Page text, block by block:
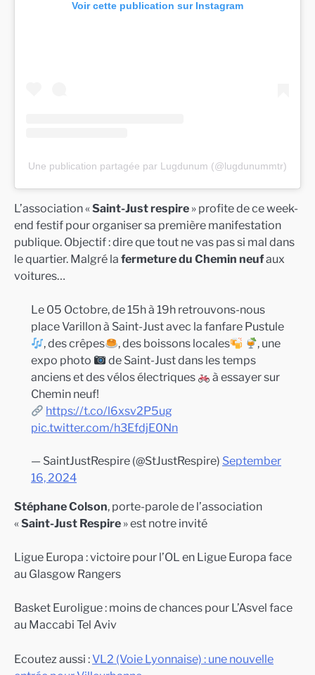
Voir cette publication sur Instagram
Une publication partagée par Lugdunum (@lugdunummtr)
L’association «Saint-Just respire » profite de ce week-
end festif pour organiser sa première manifestation
publique. Objectif : dire que tout ne vas pas si mal dans
le quartier. Malgré la fermeture du Chemin neufaux
voitures…
Le 05 Octobre, de 15h à 19h retrouvons-nous
place Varillon à Saint-Just avec la fanfare Pustule
, des crêpes
, des boissons locales
, une
expo photo
de Saint-Just dans les temps
anciens et des vélos électriques
à essayer sur
Chemin neuf!
https://t.co/l6xsv2P5ug
pic.twitter.com/h3EfdjE0Nn
— SaintJustRespire (@StJustRespire) September
16, 2024
Stéphane Colson, porte-parole de l’association
«Saint-Just Respire » est notre invité
Ligue Europa : victoire pour l’OL en Ligue Europa face
au Glasgow Rangers
Basket Euroligue : moins de chances pour L’Asvel face
au Maccabi Tel Aviv
Ecoutez aussi :VL2 (Voie Lyonnaise) : une nouvelle